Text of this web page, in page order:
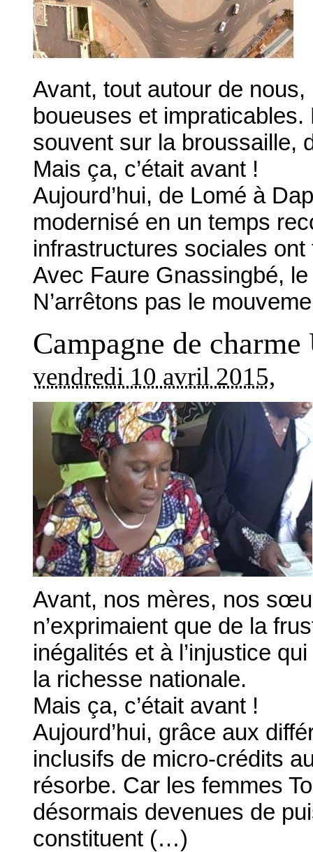
Avant, tout autour de
boueuses et
souvent sur la broussaille,
Mais ça, c’était avant !
Aujourd’hui, de Lomé à
modernisé en un temps
infrastructures sociales
Avec Faure Gnassingbé,
N’arrêtons pas le
Campagne de
vendredi 10 avril 2015,
Avant, nos mères, nos
n’exprimaient que de la
inégalités et à l’injustice
la richesse nationale.
Mais ça, c’était avant !
Aujourd’hui, grâce aux
inclusifs de micro-crédits
résorbe. Car les femmes
désormais devenues de
constituent (…)